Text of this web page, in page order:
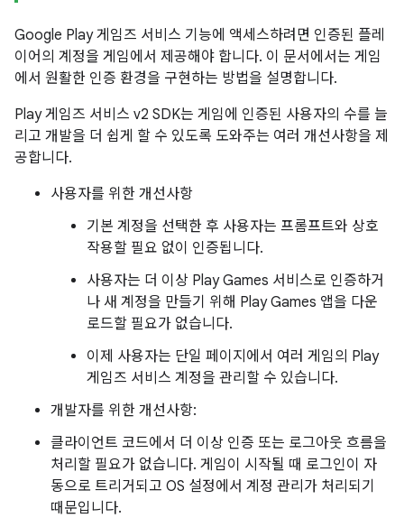
Google Play 게임즈 서비스 기능에 액세스하려면 인증된 플레
이어의 계정을 게임에서 제공해야 합니다. 이 문서에서는 게임
에서 원활한 인증 환경을 구현하는 방법을 설명합니다.
Play 게임즈 서비스 v2 SDK는 게임에 인증된 사용자의 수를 늘
리고 개발을 더 쉽게 할 수 있도록 도와주는 여러 개선사항을 제
공합니다.
사용자를 위한 개선사항
기본 계정을 선택한 후 사용자는 프롬프트와 상호
작용할 필요 없이 인증됩니다.
사용자는 더 이상 Play Games 서비스로 인증하거
나 새 계정을 만들기 위해 Play Games 앱을 다운
로드할 필요가 없습니다.
이제 사용자는 단일 페이지에서 여러 게임의 Play
게임즈 서비스 계정을 관리할 수 있습니다.
개발자를 위한 개선사항:
클라이언트 코드에서 더 이상 인증 또는 로그아웃 흐름을
처리할 필요가 없습니다. 게임이 시작될 때 로그인이 자
동으로 트리거되고 OS 설정에서 계정 관리가 처리되기
때문입니다.